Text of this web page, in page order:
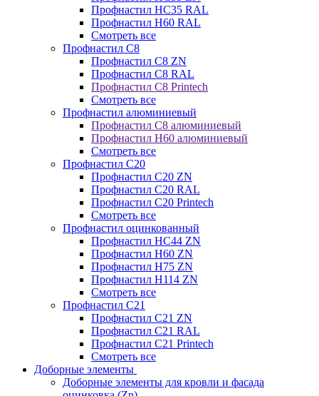
Профнастил НС35 RAL
Профнастил Н60 RAL
Смотреть все
Профнастил C8
Профнастил С8 ZN
Профнастил С8 RAL
Профнастил С8 Printech
Смотреть все
Профнастил алюминиевый
Профнастил С8 алюминиевый
Профнастил Н60 алюминиевый
Смотреть все
Профнастил C20
Профнастил С20 ZN
Профнастил С20 RAL
Профнастил С20 Printech
Смотреть все
Профнастил оцинкованный
Профнастил НС44 ZN
Профнастил Н60 ZN
Профнастил Н75 ZN
Профнастил Н114 ZN
Смотреть все
Профнастил C21
Профнастил С21 ZN
Профнастил С21 RAL
Профнастил С21 Printech
Смотреть все
Доборные элементы
Доборные элементы для кровли и фасада